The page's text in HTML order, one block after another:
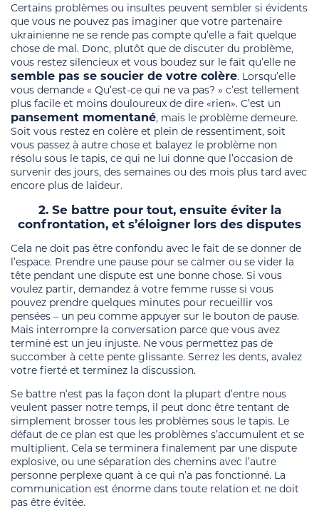
Certains problèmes ou insultes peuvent sembler si évidents
que vous ne pouvez pas imaginer que votre partenaire
ukrainienne ne se rende pas compte qu’elle a fait quelque
chose de mal. Donc, plutôt que de discuter du problème,
vous restez silencieux et vous boudez sur le fait qu’elle ne
semble pas se soucier de votre colère. Lorsqu’elle
vous demande « Qu’est-ce qui ne va pas? » c’est tellement
plus facile et moins douloureux de dire «rien». C’est un
pansement momentané, mais le problème demeure.
Soit vous restez en colère et plein de ressentiment, soit
vous passez à autre chose et balayez le problème non
résolu sous le tapis, ce qui ne lui donne que l’occasion de
survenir des jours, des semaines ou des mois plus tard avec
encore plus de laideur.
2. Se battre pour tout, ensuite éviter la
confrontation, et s’éloigner lors des disputes
Cela ne doit pas être confondu avec le fait de se donner de
l’espace. Prendre une pause pour se calmer ou se vider la
tête pendant une dispute est une bonne chose. Si vous
voulez partir, demandez à votre femme russe si vous
pouvez prendre quelques minutes pour recueillir vos
pensées – un peu comme appuyer sur le bouton de pause.
Mais interrompre la conversation parce que vous avez
terminé est un jeu injuste. Ne vous permettez pas de
succomber à cette pente glissante. Serrez les dents, avalez
votre fierté et terminez la discussion.
Se battre n’est pas la façon dont la plupart d’entre nous
veulent passer notre temps, il peut donc être tentant de
simplement brosser tous les problèmes sous le tapis. Le
défaut de ce plan est que les problèmes s’accumulent et se
multiplient. Cela se terminera finalement par une dispute
explosive, ou une séparation des chemins avec l’autre
personne perplexe quant à ce qui n’a pas fonctionné. La
communication est énorme dans toute relation et ne doit
pas être évitée.